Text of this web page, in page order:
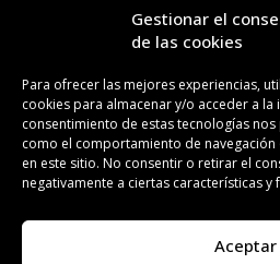
Gestionar el
de las cookies
Para ofrecer las mejores experiencias,
cookies para almacenar y/o acceder a
consentimiento de estas tecnologías
como el comportamiento de
en este sitio. No consentir o retirar el
negativamente a ciertas características y
Aceptar
¡SUSCRÍBETE A NUESTRA
CONTACTO REDACCIÓN
ISSN 2385-4839 DL B